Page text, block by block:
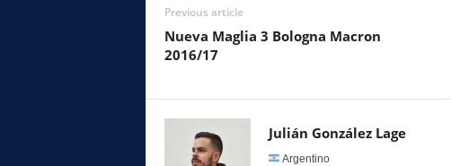
Previous article
Nueva Maglia 3 Bologna Macron
2016/17
Julián González Lage
Argentino